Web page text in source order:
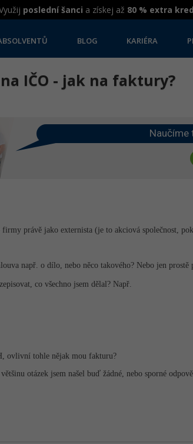
poslední šanci a získej až 80 % extra
BLOG KARIÉRA
IČO - jak na faktury?
Naučíme
právě jako externista (je to akciová společnost,
např. o dílo, nebo něco takového? Nebo jen
co všechno jsem dělal? Např.
ovlivní tohle nějak mou fakturu?
otázek jsem našel buď žádné, nebo sporné